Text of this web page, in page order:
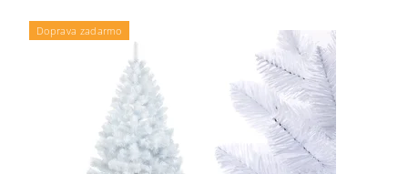
Doprava zadarmo